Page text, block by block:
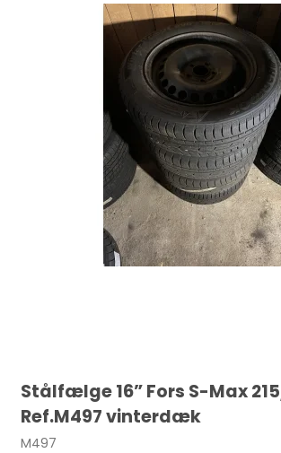
Stålfælge 16” Fors S-Max
Ref.M497 vinterdæk
M497